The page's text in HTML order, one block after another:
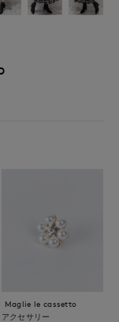
Maglie le cassetto
アクセサリー